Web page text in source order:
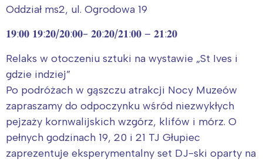
Oddział ms2, ul. Ogrodowa 19
𝟏𝟗:𝟎𝟎 𝟏𝟗:𝟐𝟎/𝟐𝟎:𝟎𝟎- 𝟐𝟎:𝟐𝟎/𝟐𝟏:𝟎𝟎 – 𝟐𝟏:𝟐𝟎
Relaks w otoczeniu sztuki na wystawie „St Ives i
gdzie indziej”
Po podróżach w gąszczu atrakcji Nocy Muzeów
zapraszamy do odpoczynku wśród niezwykłych
pejzaży kornwalijskich wzgórz, klifów i mórz. O
pełnych godzinach 19, 20 i 21 TJ Głupiec
zaprezentuje eksperymentalny set DJ-ski oparty na